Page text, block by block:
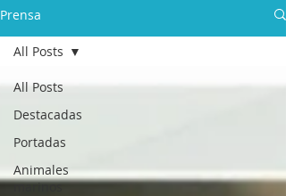
Prensa
All Posts
Destacadas
Portadas
Animales
marinos
All Posts